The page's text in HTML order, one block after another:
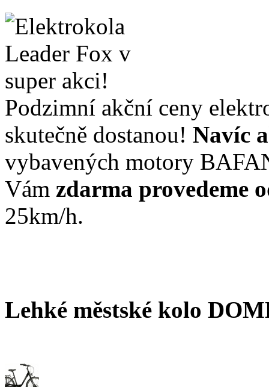
Podzimní akční ceny
skutečně dostanou! Navíc
vybavených motory
Vám zdarma provedeme
25km/h.
Lehké městské kolo